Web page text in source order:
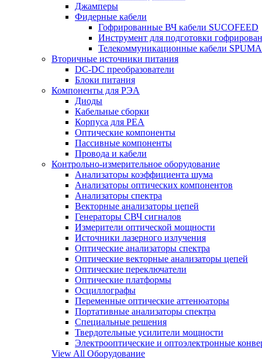
Джамперы
Фидерные кабели
Гофрированные ВЧ кабели SUCOFEED
Инструмент для подготовки
Телекоммуникационные кабели SPUMA
Вторичные источники питания
DC-DC преобразователи
Блоки питания
Компоненты для РЭА
Диоды
Кабельные сборки
Корпуса для РЕА
Оптические компоненты
Пассивные компоненты
Провода и кабели
Контрольно-измерительное оборудование
Анализаторы коэффициента шума
Анализаторы оптических компонентов
Анализаторы спектра
Векторные анализаторы цепей
Генераторы СВЧ сигналов
Измерители оптической мощности
Источники лазерного излучения
Оптические анализаторы спектра
Оптические векторные анализаторы цепей
Оптические переключатели
Оптические платформы
Осциллографы
Переменные оптические аттенюаторы
Портативные анализаторы спектра
Специальные решения
Твердотельные усилители мощности
Электрооптические и оптоэлектронные
View All Оборудование